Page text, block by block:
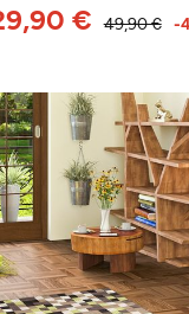
49,90 €
€ -